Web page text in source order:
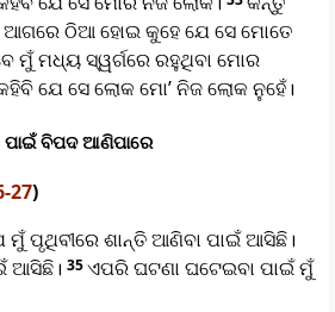
ଠିଆ ହୋଇ କୁହେ ଯେ ସେ ମୋତେ
ମୁଁ ମଧ୍ୟ ସ୍ୱର୍ଗରେ ରହୁଥିବା ମୋର
ଯେ ସେ ଲୋକ ମୋ’ ନିଜ ଲୋକ ନୁହେଁ।
ବିପଦ ଆଣିପାରେ
27)
ମୁଁ ପୃଥିବୀରେ ଶାନ୍ତି ଆଣିବା ପାଇଁ ଆସିଛି।
ଆସିଛି। 35ଏପରି ଘଟଣା ଘଟେଇବା ପାଇଁ ମୁଁ